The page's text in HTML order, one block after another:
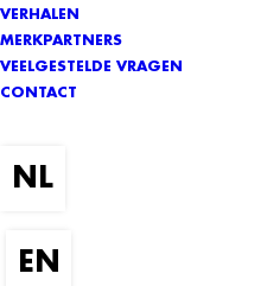
VERHALEN
MERKPARTNERS
VEELGESTELDE VRAGEN
CONTACT